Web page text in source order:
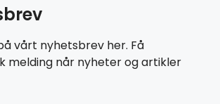
vårt nyhetsbrev her. Få
melding når nyheter og artikler